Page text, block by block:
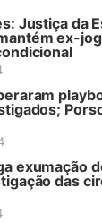
Justiça da
ex-
exumação
das